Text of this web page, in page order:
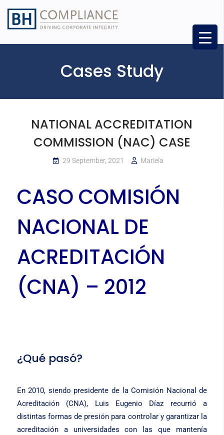
Cases Study
NATIONAL ACCREDITATION
COMMISSION (NAC) CASE
29 September, 2021 Mariela
CASO COMISIÓN
NACIONAL DE
ACREDITACIÓN
(CNA) – 2012
¿Qué pasó?
En 2010, siendo presidente de la Comisión Nacional de
Acreditación (CNA), Luis Eugenio Díaz recurrió a
distintas formas de presión para controlar y garantizar la
acreditación a universidades con las que mantenía